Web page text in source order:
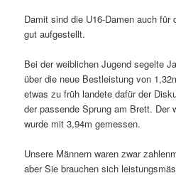
Damit sind die U16-Damen auch für
gut aufgestellt.
Bei der weiblichen Jugend segelte
über die neue Bestleistung von
etwas zu früh landete dafür der
der passende Sprung am Brett. Der
wurde mit 3,94m gemessen.
Unsere Männern waren zwar
aber Sie brauchen sich